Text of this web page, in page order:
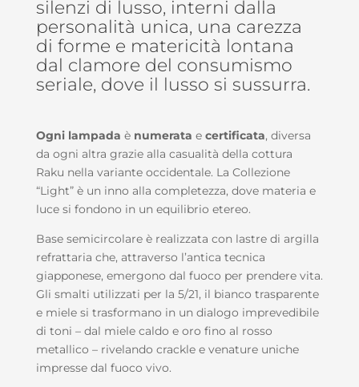
silenzi di lusso, interni dalla
personalità unica, una carezza
di forme e matericità lontana
dal clamore del consumismo
seriale, dove il lusso si sussurra.
Ogni lampada è numerata e certificata, diversa
da ogni altra grazie alla casualità della cottura
Raku nella variante occidentale. La Collezione
“Light” è un inno alla completezza, dove materia e
luce si fondono in un equilibrio etereo.
Base semicircolare è realizzata con lastre di argilla
refrattaria che, attraverso l’antica tecnica
giapponese, emergono dal fuoco per prendere vita.
Gli smalti utilizzati per la 5/21, il bianco trasparente
e miele si trasformano in un dialogo imprevedibile
di toni – dal miele caldo e oro fino al rosso
metallico – rivelando crackle e venature uniche
impresse dal fuoco vivo.